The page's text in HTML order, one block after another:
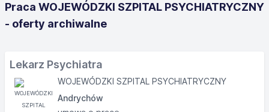
Praca WOJEWÓDZKI SZPITAL PSYCHIATRYCZNY
- oferty archiwalne
Lekarz Psychiatra
WOJEWÓDZKI SZPITAL PSYCHIATRYCZNY
Andrychów